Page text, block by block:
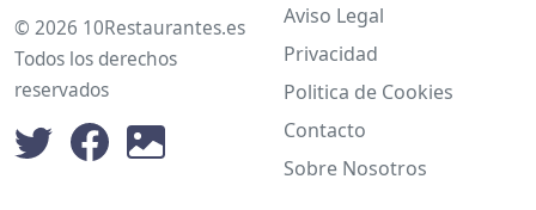
© 2026 10Restaurantes.es
Todos los derechos
reservados
Aviso Legal
Privacidad
Politica de Cookies
Contacto
Sobre Nosotros